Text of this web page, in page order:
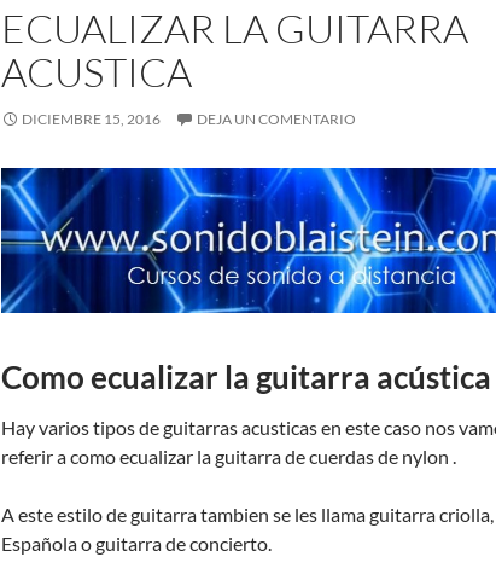
ECUALIZAR LA GUITARRA
ACUSTICA
DICIEMBRE 15, 2016 DEJA UN COMENTARIO
Como ecualizar la guitarra acústica
Hay varios tipos de guitarras acusticas en este caso nos
referir a como ecualizar la guitarra de cuerdas de nylon .
A este estilo de guitarra tambien se les llama guitarra
Española o guitarra de concierto.